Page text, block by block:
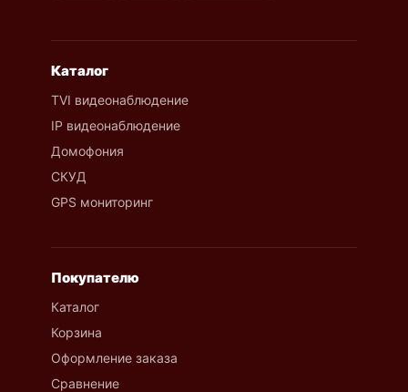
Каталог
TVI видеонаблюдение
IP видеонаблюдение
Домофония
СКУД
GPS мониторинг
Покупателю
Каталог
Корзина
Оформление заказа
Сравнение